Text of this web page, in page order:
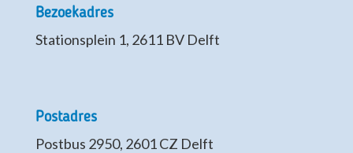
Bezoekadres
Stationsplein 1, 2611 BV Delft
Postadres
Postbus 2950, 2601 CZ Delft